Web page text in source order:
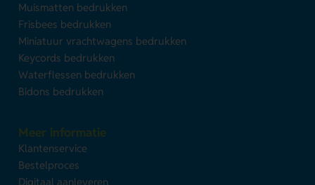
Muismatten bedrukken
Frisbees bedrukken
Miniatuur vrachtwagens bedrukken
Keycords bedrukken
Waterflessen bedrukken
Bidons bedrukken
Meer informatie
Klantenservice
Bestelproces
Digitaal aanleveren